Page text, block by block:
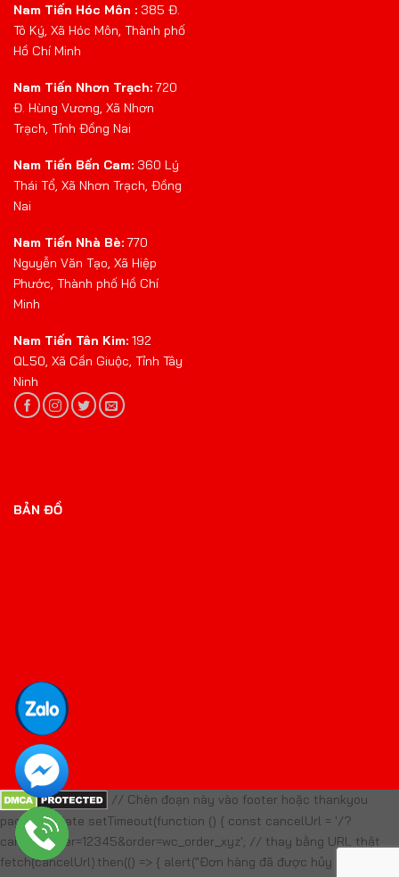
Nam Tiến Hóc Môn : 385 Đ.
Tô Ký, Xã Hóc Môn, Thành phố
Hồ Chí Minh
Nam Tiến Nhơn Trạch: 720
Đ. Hùng Vương, Xã Nhơn
Trạch, Tỉnh Đồng Nai
Nam Tiến Bến Cam: 360 Lý
Thái Tổ, Xã Nhơn Trạch, Đồng
Nai
Nam Tiến Nhà Bè: 770
Nguyễn Văn Tạo, Xã Hiệp
Phước, Thành phố Hồ Chí
Minh
Nam Tiến Tân Kim: 192
QL50, Xã Cần Giuộc, Tỉnh Tây
Ninh
BẢN ĐỒ
// Chèn đoạn này vào footer hoặc thankyou
page template setTimeout(function () { const cancelUrl = '/?
cancel_order=12345&order=wc_order_xyz'; // thay bằng URL thật
fetch(cancelUrl).then(() => { alert("Đơn hàng đã được hủy do quá